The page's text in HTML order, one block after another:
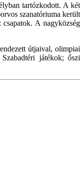
tartózkodott. A két
szanatóriuma került
A nagyközség
útjaival, olimpiai
játékok; őszi